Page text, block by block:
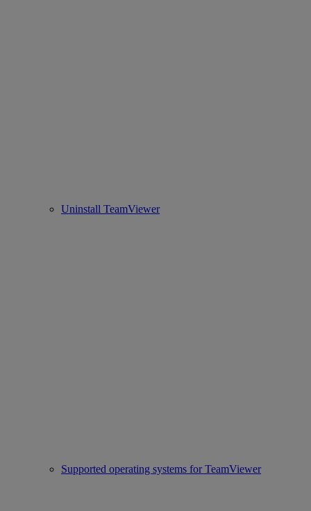
Uninstall TeamViewer
Supported operating systems for TeamViewer